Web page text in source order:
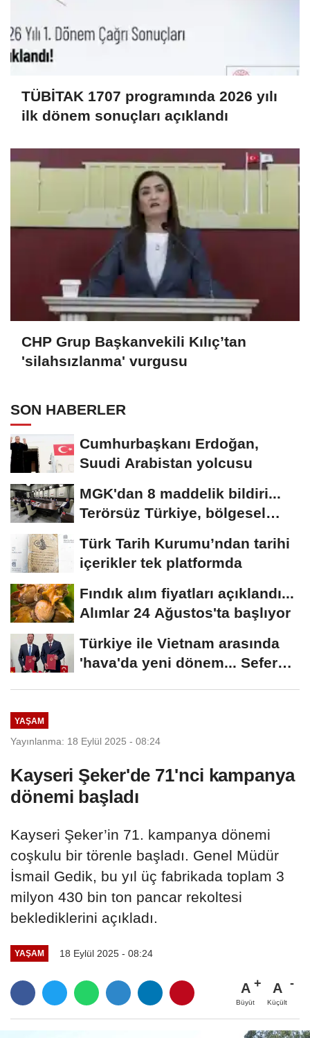
TÜBİTAK 1707 programında 2026 yılı
ilk dönem sonuçları açıklandı
CHP Grup Başkanvekili Kılıç’tan
'silahsızlanma' vurgusu
SON HABERLER
Cumhurbaşkanı Erdoğan,
Suudi Arabistan yolcusu
MGK'dan 8 maddelik bildiri...
Terörsüz Türkiye, bölgesel
Türk Tarih Kurumu’ndan tarihi
içerikler tek platformda
Fındık alım fiyatları açıklandı...
Alımlar 24 Ağustos'ta başlıyor
Türkiye ile Vietnam arasında
'hava'da yeni dönem... Sefer
YAŞAM
Yayınlanma: 18 Eylül 2025 - 08:24
Kayseri Şeker'de 71'nci kampanya
dönemi başladı
Kayseri Şeker’in 71. kampanya dönemi
coşkulu bir törenle başladı. Genel Müdür
İsmail Gedik, bu yıl üç fabrikada toplam 3
milyon 430 bin ton pancar rekoltesi
beklediklerini açıkladı.
YAŞAM 18 Eylül 2025 - 08:24
A
Büyüt
A
Küçült